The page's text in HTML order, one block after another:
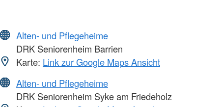
Alten- und Pflegeheime
DRK Seniorenheim Barrien
Karte: Link zur Google Maps Ansicht
Alten- und Pflegeheime
DRK Seniorenheim Syke am Friedeholz